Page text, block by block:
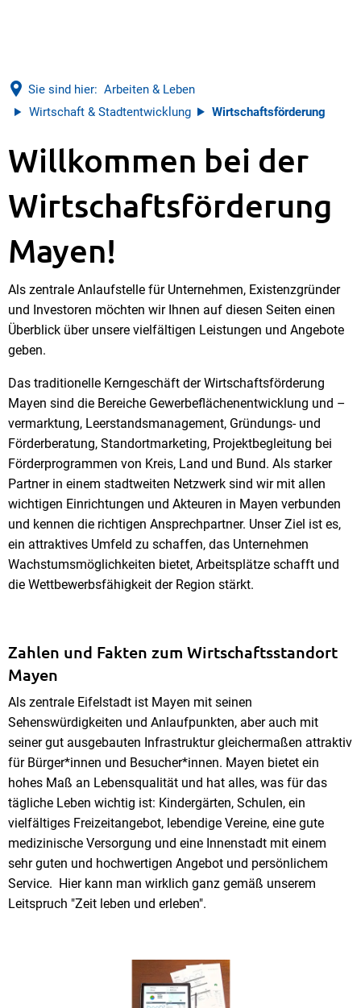
Sie sind hier: Arbeiten & Leben
Wirtschaft & Stadtentwicklung
Wirtschaftsförderung
Wirtschaftsförderung
Willkommen bei der
Wirtschaftsförderung
Mayen!
Als zentrale Anlaufstelle für Unternehmen, Existenzgründer
und Investoren möchten wir Ihnen auf diesen Seiten einen
Überblick über unsere vielfältigen Leistungen und Angebote
geben.
Das traditionelle Kerngeschäft der Wirtschaftsförderung
Mayen sind die Bereiche Gewerbeflächenentwicklung und –
vermarktung, Leerstandsmanagement, Gründungs- und
Förderberatung, Standortmarketing, Projektbegleitung bei
Förderprogrammen von Kreis, Land und Bund. Als starker
Partner in einem stadtweiten Netzwerk sind wir mit allen
wichtigen Einrichtungen und Akteuren in Mayen verbunden
und kennen die richtigen Ansprechpartner. Unser Ziel ist es,
ein attraktives Umfeld zu schaffen, das Unternehmen
Wachstumsmöglichkeiten bietet, Arbeitsplätze schafft und
die Wettbewerbsfähigkeit der Region stärkt.
Zahlen und Fakten zum Wirtschaftsstandort
Mayen
Als zentrale Eifelstadt ist Mayen mit seinen
Sehenswürdigkeiten und Anlaufpunkten, aber auch mit
seiner gut ausgebauten Infrastruktur gleichermaßen attraktiv
für Bürger*innen und Besucher*innen. Mayen bietet ein
hohes Maß an Lebensqualität und hat alles, was für das
tägliche Leben wichtig ist: Kindergärten, Schulen, ein
vielfältiges Freizeitangebot, lebendige Vereine, eine gute
medizinische Versorgung und eine Innenstadt mit einem
sehr guten und hochwertigen Angebot und persönlichem
Service. Hier kann man wirklich ganz gemäß unserem
Leitspruch "Zeit leben und erleben".